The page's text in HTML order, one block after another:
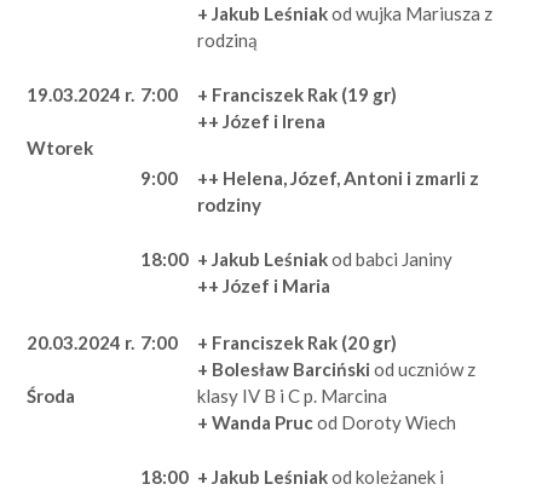
+ Jakub Leśniakod wujka Mariusza z
rodziną
19.03.2024 r.
Wtorek
7:00
+ Franciszek Rak (19 gr)
++ Józef i Irena
9:00
++ Helena, Józef, Antoni i zmarli z
rodziny
18:00 + Jakub Leśniakod babci Janiny
++ Józef i Maria
20.03.2024 r.
Środa
7:00
+ Franciszek Rak (20 gr)
+ Bolesław Barciński od uczniów z
klasy IV B i C p. Marcina
+ Wanda Prucod Doroty Wiech
18:00 + Jakub Leśniakod koleżanek i